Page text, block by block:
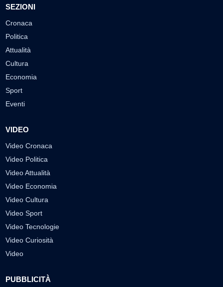
SEZIONI
Cronaca
Politica
Attualità
Cultura
Economia
Sport
Eventi
VIDEO
Video Cronaca
Video Politica
Video Attualità
Video Economia
Video Cultura
Video Sport
Video Tecnologie
Video Curiosità
Video
PUBBLICITÀ